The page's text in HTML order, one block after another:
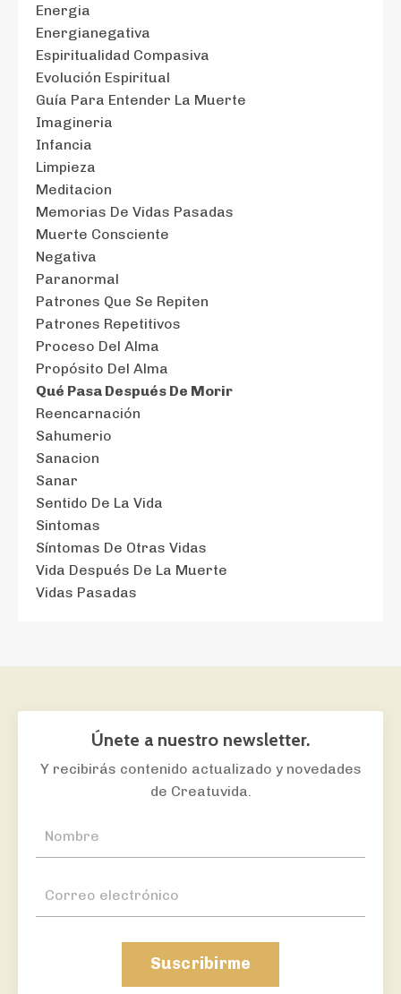
Energia
Energianegativa
Espiritualidad Compasiva
Evolución Espiritual
Guía Para Entender La Muerte
Imagineria
Infancia
Limpieza
Meditacion
Memorias De Vidas Pasadas
Muerte Consciente
Negativa
Paranormal
Patrones Que Se Repiten
Patrones Repetitivos
Proceso Del Alma
Propósito Del Alma
Qué Pasa Después De Morir
Reencarnación
Sahumerio
Sanacion
Sanar
Sentido De La Vida
Sintomas
Síntomas De Otras Vidas
Vida Después De La Muerte
Vidas Pasadas
Únete a nuestro newsletter.
Y recibirás contenido actualizado y novedades
de Creatuvida.
Suscribirme